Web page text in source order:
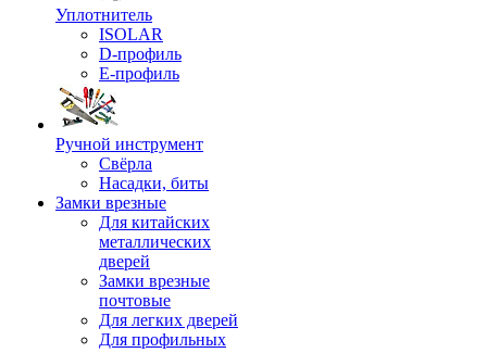
Уплотнитель
ISOLAR
D-профиль
Е-профиль
Ручной инструмент
Свёрла
Насадки, биты
Замки врезные
Для китайских
металлических
дверей
Замки врезные
почтовые
Для легких дверей
Для профильных